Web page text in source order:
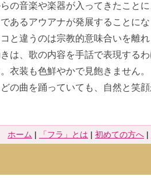
の音楽や楽器が入ってきたこと
あるアウアナが発展することにな
と違うのは宗教的意味合いを離
は、歌の内容を手話で表現する
衣装も色鮮やかで見飽きません
の曲を踊っていても、自然と笑
ホーム | 「フラ」とは | 初めての方へ |